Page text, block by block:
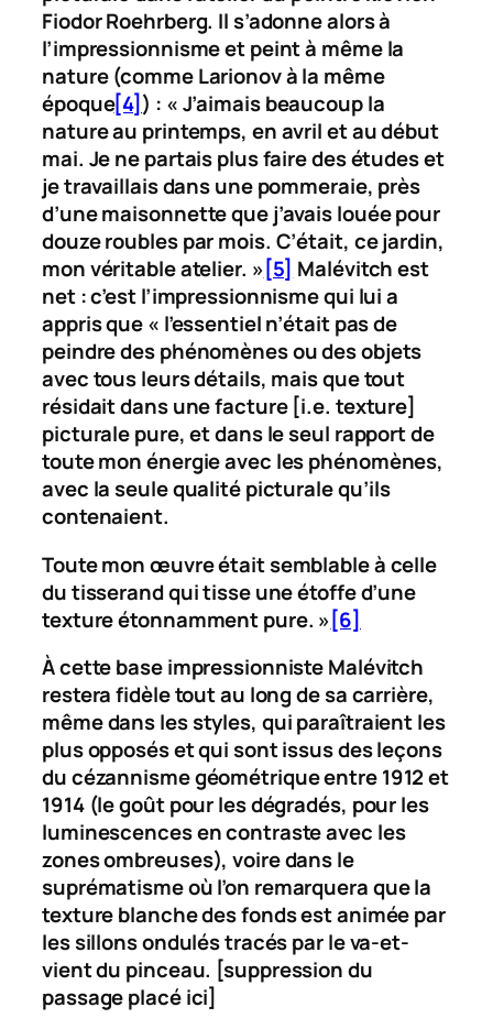
Fiodor Roehrberg. Il s’adonne alors à
l’impressionnisme et peint à même la
nature (comme Larionov à la même
époque[4]) : « J’aimais beaucoup la
nature au printemps, en avril et au début
mai. Je ne partais plus faire des études et
je travaillais dans une pommeraie, près
d’une maisonnette que j’avais louée pour
douze roubles par mois. C’était, ce jardin,
mon véritable atelier. » [5] Malévitch est
net : c’est l’impressionnisme qui lui a
appris que « l’essentiel n’était pas de
peindre des phénomènes ou des objets
avec tous leurs détails, mais que tout
résidait dans une facture [i.e. texture]
picturale pure, et dans le seul rapport de
toute mon énergie avec les phénomènes,
avec la seule qualité picturale qu’ils
contenaient.
Toute mon œuvre était semblable à celle
du tisserand qui tisse une étoffe d’une
texture étonnamment pure. »[6]
À cette base impressionniste Malévitch
restera fidèle tout au long de sa carrière,
même dans les styles, qui paraîtraient les
plus opposés et qui sont issus des leçons
du cézannisme géométrique entre 1912 et
1914 (le goût pour les dégradés, pour les
luminescences en contraste avec les
zones ombreuses), voire dans le
suprématisme où l’on remarquera que la
texture blanche des fonds est animée par
les sillons ondulés tracés par le va-et-
vient du pinceau. [suppression du
passage placé ici]